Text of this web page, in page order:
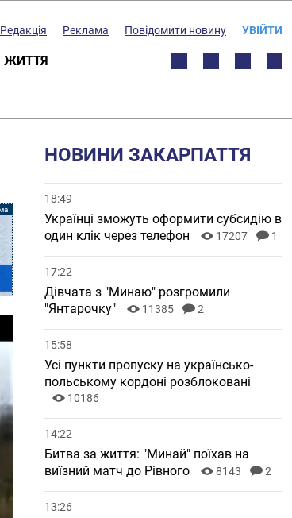
Редакція Реклама Повідомити новину УВІЙТИ
ЖИТТЯ
НОВИНИ ЗАКАРПАТТЯ
18:49
Українці зможуть оформити субсидію в
один клік через телефон
17207 1
17:22
Дівчата з "Минаю" розгромили
"Янтарочку"
11385 2
15:58
Усі пункти пропуску на українсько-
польському кордоні розблоковані
10186
14:22
Битва за життя: "Минай" поїхав на
виїзний матч до Рівного
8143 2
13:26